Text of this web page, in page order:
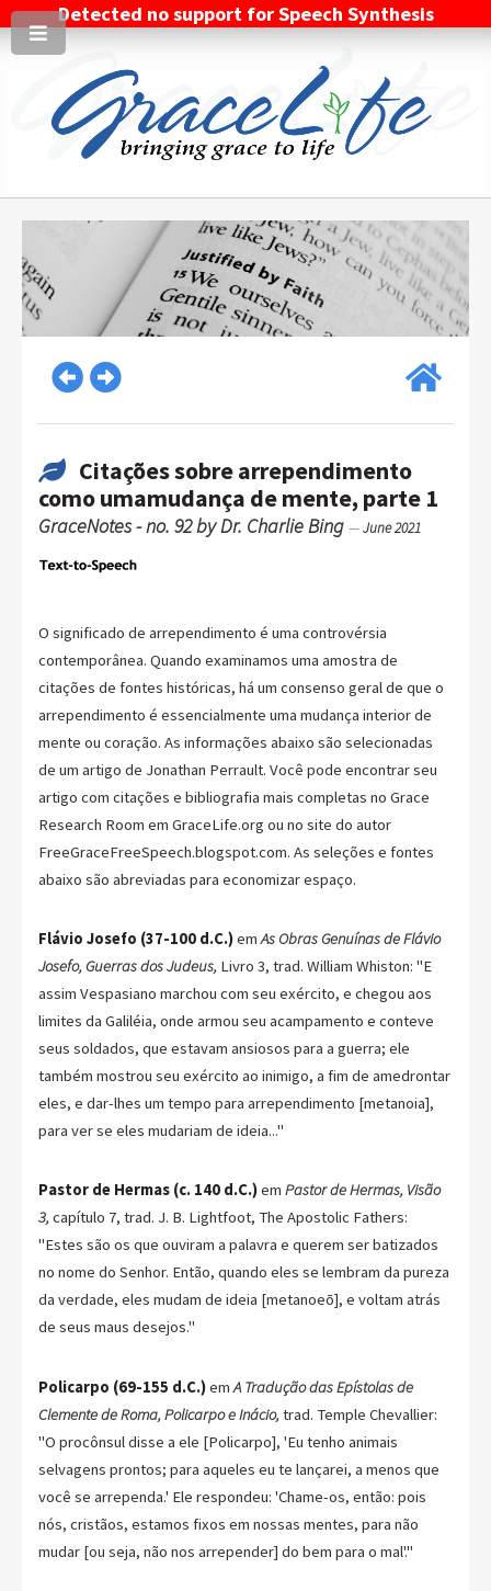
Detected no support for Speech Synthesis
Citações sobre arrependimento
como umamudança de mente, parte 1
GraceNotes - no. 92 by Dr. Charlie Bing —June 2021
O significado de arrependimento é uma controvérsia
contemporânea. Quando examinamos uma amostra de
citações de fontes históricas, há um consenso geral de que o
arrependimento é essencialmente uma mudança interior de
mente ou coração. As informações abaixo são selecionadas
de um artigo de Jonathan Perrault. Você pode encontrar seu
artigo com citações e bibliografia mais completas no Grace
Research Room em GraceLife.org ou no site do autor
FreeGraceFreeSpeech.blogspot.com. As seleções e fontes
abaixo são abreviadas para economizar espaço.
Flávio Josefo (37-100 d.C.)emAs Obras Genuínas de Flávio
Josefo, Guerras dos Judeus, Livro 3, trad. William Whiston: "E
assim Vespasiano marchou com seu exército, e chegou aos
limites da Galiléia, onde armou seu acampamento e conteve
seus soldados, que estavam ansiosos para a guerra; ele
também mostrou seu exército ao inimigo, a fim de amedrontar
eles, e dar-lhes um tempo para arrependimento [metanoia],
para ver se eles mudariam de ideia..."
Pastor de Hermas (c. 140 d.C.)em Pastor de Hermas, Visão
3,capítulo 7, trad. J. B. Lightfoot, The Apostolic Fathers:
"Estes são os que ouviram a palavra e querem ser batizados
no nome do Senhor. Então, quando eles se lembram da pureza
da verdade, eles mudam de ideia [metanoeō], e voltam atrás
de seus maus desejos."
Policarpo (69-155 d.C.)emA Tradução das Epístolas de
Clemente de Roma, Policarpo e Inácio,trad. Temple Chevallier:
"O procônsul disse a ele [Policarpo], 'Eu tenho animais
selvagens prontos; para aqueles eu te lançarei, a menos que
você se arrependa.' Ele respondeu: 'Chame-os, então: pois
nós, cristãos, estamos fixos em nossas mentes, para não
mudar [ou seja, não nos arrepender] do bem para o mal'."